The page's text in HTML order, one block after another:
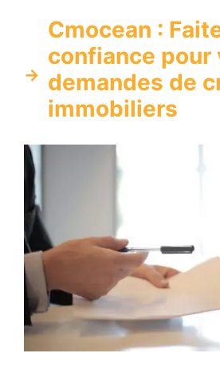
Cmocean :
confiance pour
demandes de
immobiliers